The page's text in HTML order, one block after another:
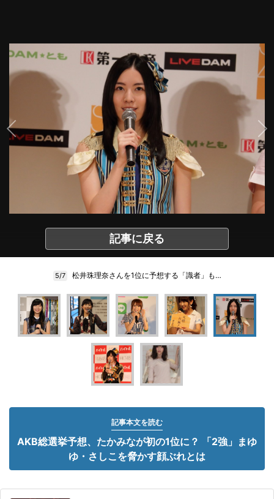
記事に戻る
5/7 松井珠理奈さんを1位に予想する「識者」も…
記事本文を読む
AKB総選挙予想、たかみなが初の1位に？ 「2強」まゆ
ゆ・さしこを脅かす顔ぶれとは